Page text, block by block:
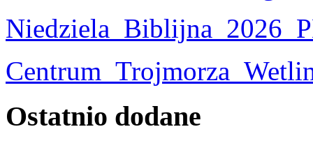
Ostatnio dodane